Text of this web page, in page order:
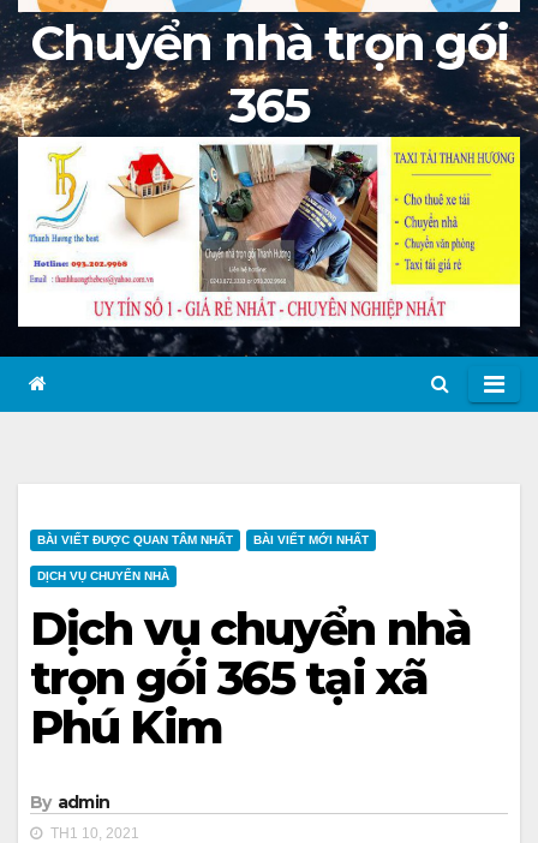
Chuyển nhà trọn gói
365
BÀI VIẾT ĐƯỢC QUAN TÂM NHẤT BÀI VIẾT MỚI NHẤT
DỊCH VỤ CHUYỂN NHÀ
Dịch vụ chuyển nhà
trọn gói 365 tại xã
Phú Kim
By admin
TH1 10, 2021